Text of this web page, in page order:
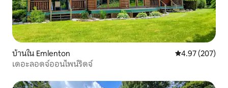
บ้านใน Emlenton คะแนนเฉลี่ย
4.97 (207)
เดอะลอดจ์ออนไพน์ริดจ์